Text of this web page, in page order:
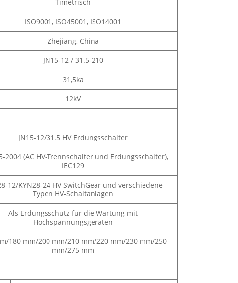
Timetrisch
ISO9001, ISO45001, ISO14001
Zhejiang, China
JN15-12 / 31.5-210
31,5ka
12kV
JN15-12/31.5 HV Erdungsschalter
2004 (AC HV-Trennschalter und Erdungsschalter),
IEC129
12/KYN28-24 HV SwitchGear und verschiedene
Typen HV-Schaltanlagen
Als Erdungsschutz für die Wartung mit
Hochspannungsgeräten
180 mm/200 mm/210 mm/220 mm/230 mm/250
mm/275 mm